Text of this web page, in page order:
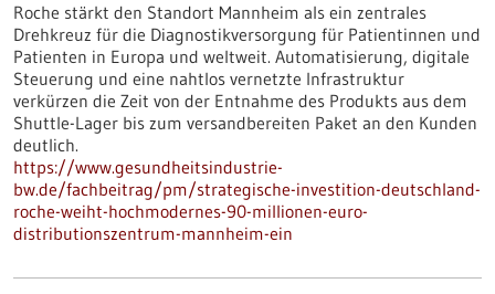
Roche stärkt den Standort Mannheim als ein zentrales
Drehkreuz für die Diagnostikversorgung für Patientinnen und
Patienten in Europa und weltweit. Automatisierung, digitale
Steuerung und eine nahtlos vernetzte Infrastruktur
verkürzen die Zeit von der Entnahme des Produkts aus dem
Shuttle-Lager bis zum versandbereiten Paket an den Kunden
deutlich.
https://www.gesundheitsindustrie-
bw.de/fachbeitrag/pm/strategische-investition-deutschland-
roche-weiht-hochmodernes-90-millionen-euro-
distributionszentrum-mannheim-ein